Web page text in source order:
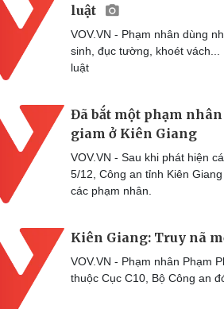
luật
VOV.VN - Phạm nhân dùng
sinh, đục tường, khoét
luật
Đã bắt một phạm
giam ở Kiên Giang
VOV.VN - Sau khi phát hiện
5/12, Công an tỉnh Kiên
các phạm nhân.
Kiên Giang: Truy nã
VOV.VN - Phạm nhân Phạm
thuộc Cục C10, Bộ Công an